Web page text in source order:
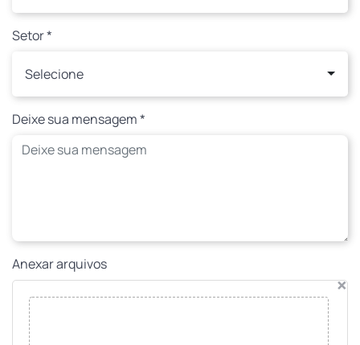
Setor *
Selecione
Deixe sua mensagem *
Anexar arquivos
×